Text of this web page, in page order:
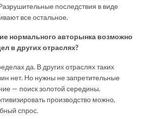
последствия в виде
все остальное.
нормального авторынка возможно
в других отраслях?
да. В других отраслях таких
нет. Но нужны не запретительные
— поиск золотой середины.
производство можно,
спрос.